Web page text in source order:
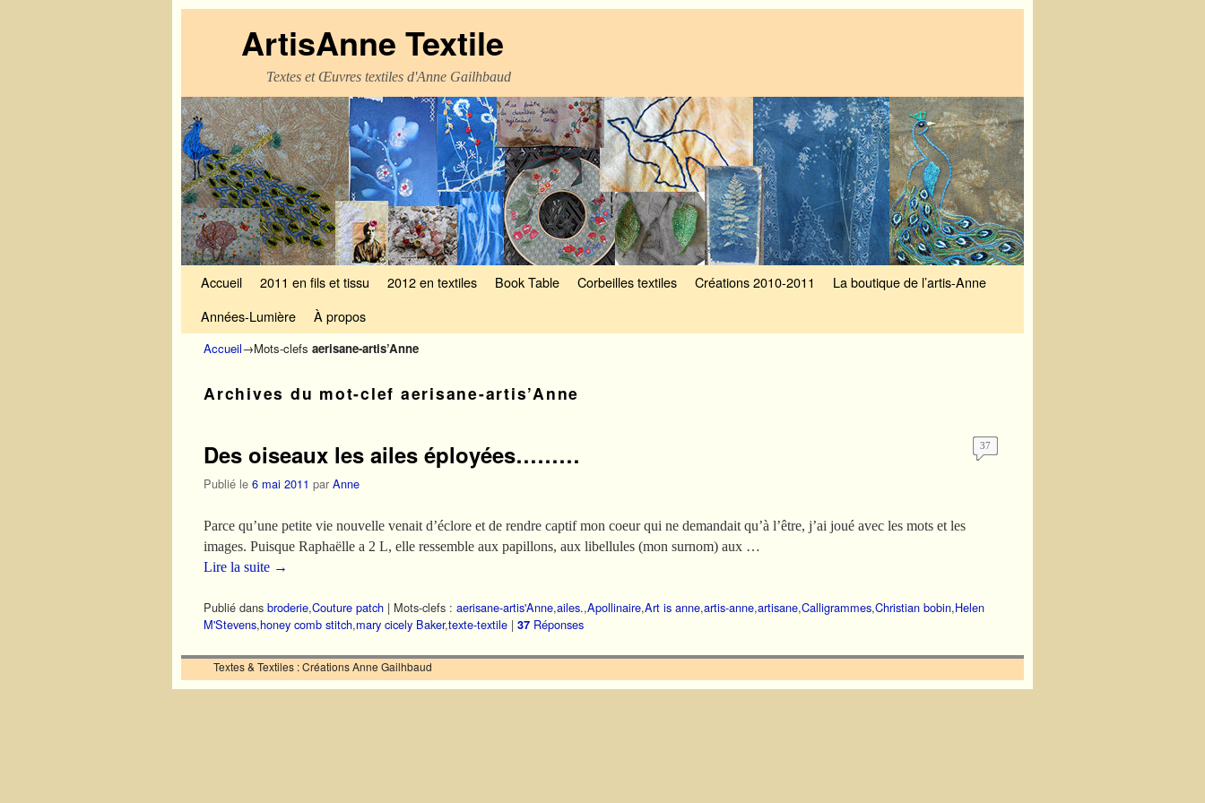
ArtisAnne Textile
Textes et Œuvres textiles d'Anne Gailhbaud
Accueil 2011 en fils et tissu 2012 en textiles Book Table Corbeilles textiles Créations 2010-2011
La boutique de l’artis-Anne
Années-Lumière
À propos
Accueil→Mots-clefs aerisane-artis’Anne
Archives du mot-clef aerisane-artis’Anne
Des oiseaux les ailes éployées………
Publié le 6 mai 2011 par Anne
37
Parce qu’une petite vie nouvelle venait d’éclore et de rendre captif mon coeur qui ne demandait qu’à l’être, j’ai joué avec les mots et les
images. Puisque Raphaëlle a 2 L, elle ressemble aux papillons, aux libellules (mon surnom) aux …
Lire la suite →
Publié dans broderie,Couture patch | Mots-clefs : aerisane-artis'Anne,ailes.,Apollinaire,Art is anne,artis-anne,artisane,Calligrammes,Christian bobin,Helen
M'Stevens,honey comb stitch,mary cicely Baker,texte-textile | 37 Réponses
Textes & Textiles : Créations Anne Gailhbaud